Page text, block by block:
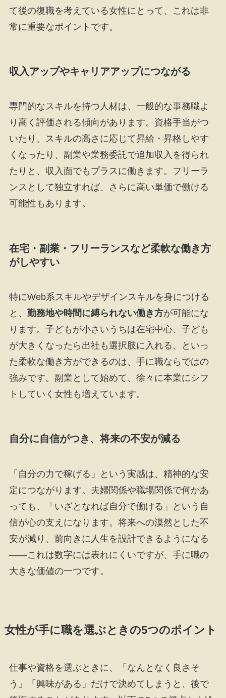
て後の復職を考えている女性にとって、これは非
常に重要なポイントです。
収入アップやキャリアアップにつながる
専門的なスキルを持つ人材は、一般的な事務職よ
り高く評価される傾向があります。資格手当がつ
いたり、スキルの高さに応じて昇給・昇格しやす
くなったり、副業や業務委託で追加収入を得られ
たりと、収入面でもプラスに働きます。フリーラ
ンスとして独立すれば、さらに高い単価で働ける
可能性もあります。
在宅・副業・フリーランスなど柔軟な働き方
がしやすい
特にWeb系スキルやデザインスキルを身につける
と、 勤務地や時間に縛られない働き方が可能にな
ります。子どもが小さいうちは在宅中心、子ども
が大きくなったら出社も選択肢に入れる、といっ
た柔軟な働き方ができるのは、手に職ならではの
強みです。副業として始めて、徐々に本業にシフ
トしていく女性も増えています。
自分に自信がつき、将来の不安が減る
「自分の力で稼げる」という実感は、精神的な安
定につながります。夫婦関係や職場関係で何かあ
っても、「いざとなれば自分で働ける」という自
信が心の支えになります。将来への漠然とした不
安が減り、前向きに人生を設計できるようになる
――これは数字には表れにくいですが、手に職の
大きな価値の一つです。
女性が手に職を選ぶときの5つのポイント
仕事や資格を選ぶときに、「なんとなく良さそ
う」「興味がある」だけで決めてしまうと、後で